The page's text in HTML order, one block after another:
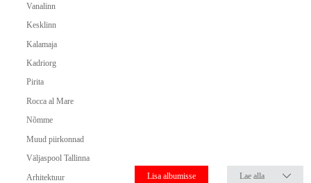
Vanalinn
Kesklinn
Kalamaja
Kadriorg
Pirita
Rocca al Mare
Nõmme
Muud piirkonnad
Väljaspool Tallinna
Arhitektuur
Lisa albumisse Lae alla